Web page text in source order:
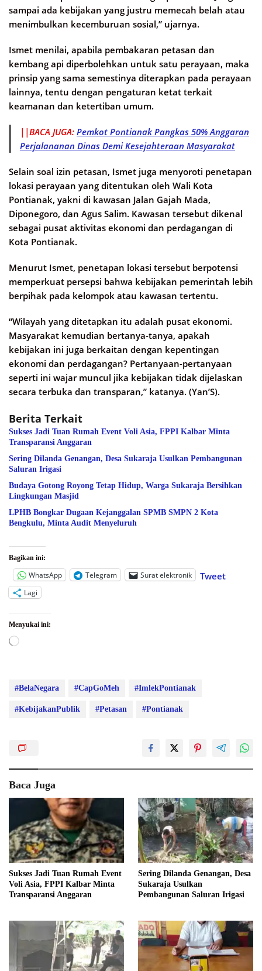
sampai ada kebijakan yang justru memecah belah atau
menimbulkan kecemburuan sosial,” ujarnya.
Ismet menilai, apabila pembakaran petasan dan
kembang api diperbolehkan untuk satu perayaan, maka
prinsip yang sama semestinya diterapkan pada perayaan
lainnya, tentu dengan pengaturan ketat terkait
keamanan dan ketertiban umum.
||BACA JUGA: Pemkot Pontianak Pangkas 50% Anggaran
Perjalananan Dinas Demi Kesejahteraan Masyarakat
Selain soal izin petasan, Ismet juga menyoroti penetapan
lokasi perayaan yang ditentukan oleh Wali Kota
Pontianak, yakni di kawasan Jalan Gajah Mada,
Diponegoro, dan Agus Salim. Kawasan tersebut dikenal
sebagai pusat aktivitas ekonomi dan perdagangan di
Kota Pontianak.
Menurut Ismet, penetapan lokasi tersebut berpotensi
memperkuat persepsi bahwa kebijakan pemerintah lebih
berpihak pada kelompok atau kawasan tertentu.
“Wilayah yang ditetapkan itu adalah pusat ekonomi.
Masyarakat kemudian bertanya-tanya, apakah
kebijakan ini juga berkaitan dengan kepentingan
ekonomi dan perdagangan? Pertanyaan-pertanyaan
seperti ini wajar muncul jika kebijakan tidak dijelaskan
secara terbuka dan transparan,” katanya. (Yan’S).
Berita Terkait
Sukses Jadi Tuan Rumah Event Voli Asia, FPPI Kalbar Minta
Transparansi Anggaran
Sering Dilanda Genangan, Desa Sukaraja Usulkan Pembangunan
Saluran Irigasi
Budaya Gotong Royong Tetap Hidup, Warga Sukaraja Bersihkan
Lingkungan Masjid
LPHB Bongkar Dugaan Kejanggalan SPMB SMPN 2 Kota
Bengkulu, Minta Audit Menyeluruh
Bagikan ini:
WhatsApp Telegram Surat elektronik Tweet
Lagi
Menyukai ini:
Memuat...
#BelaNegara #CapGoMeh #ImlekPontianak
#KebijakanPublik #Petasan #Pontianak
Baca Juga
Sukses Jadi Tuan Rumah Event
Voli Asia, FPPI Kalbar Minta
Transparansi Anggaran
Sering Dilanda Genangan, Desa
Sukaraja Usulkan
Pembangunan Saluran Irigasi